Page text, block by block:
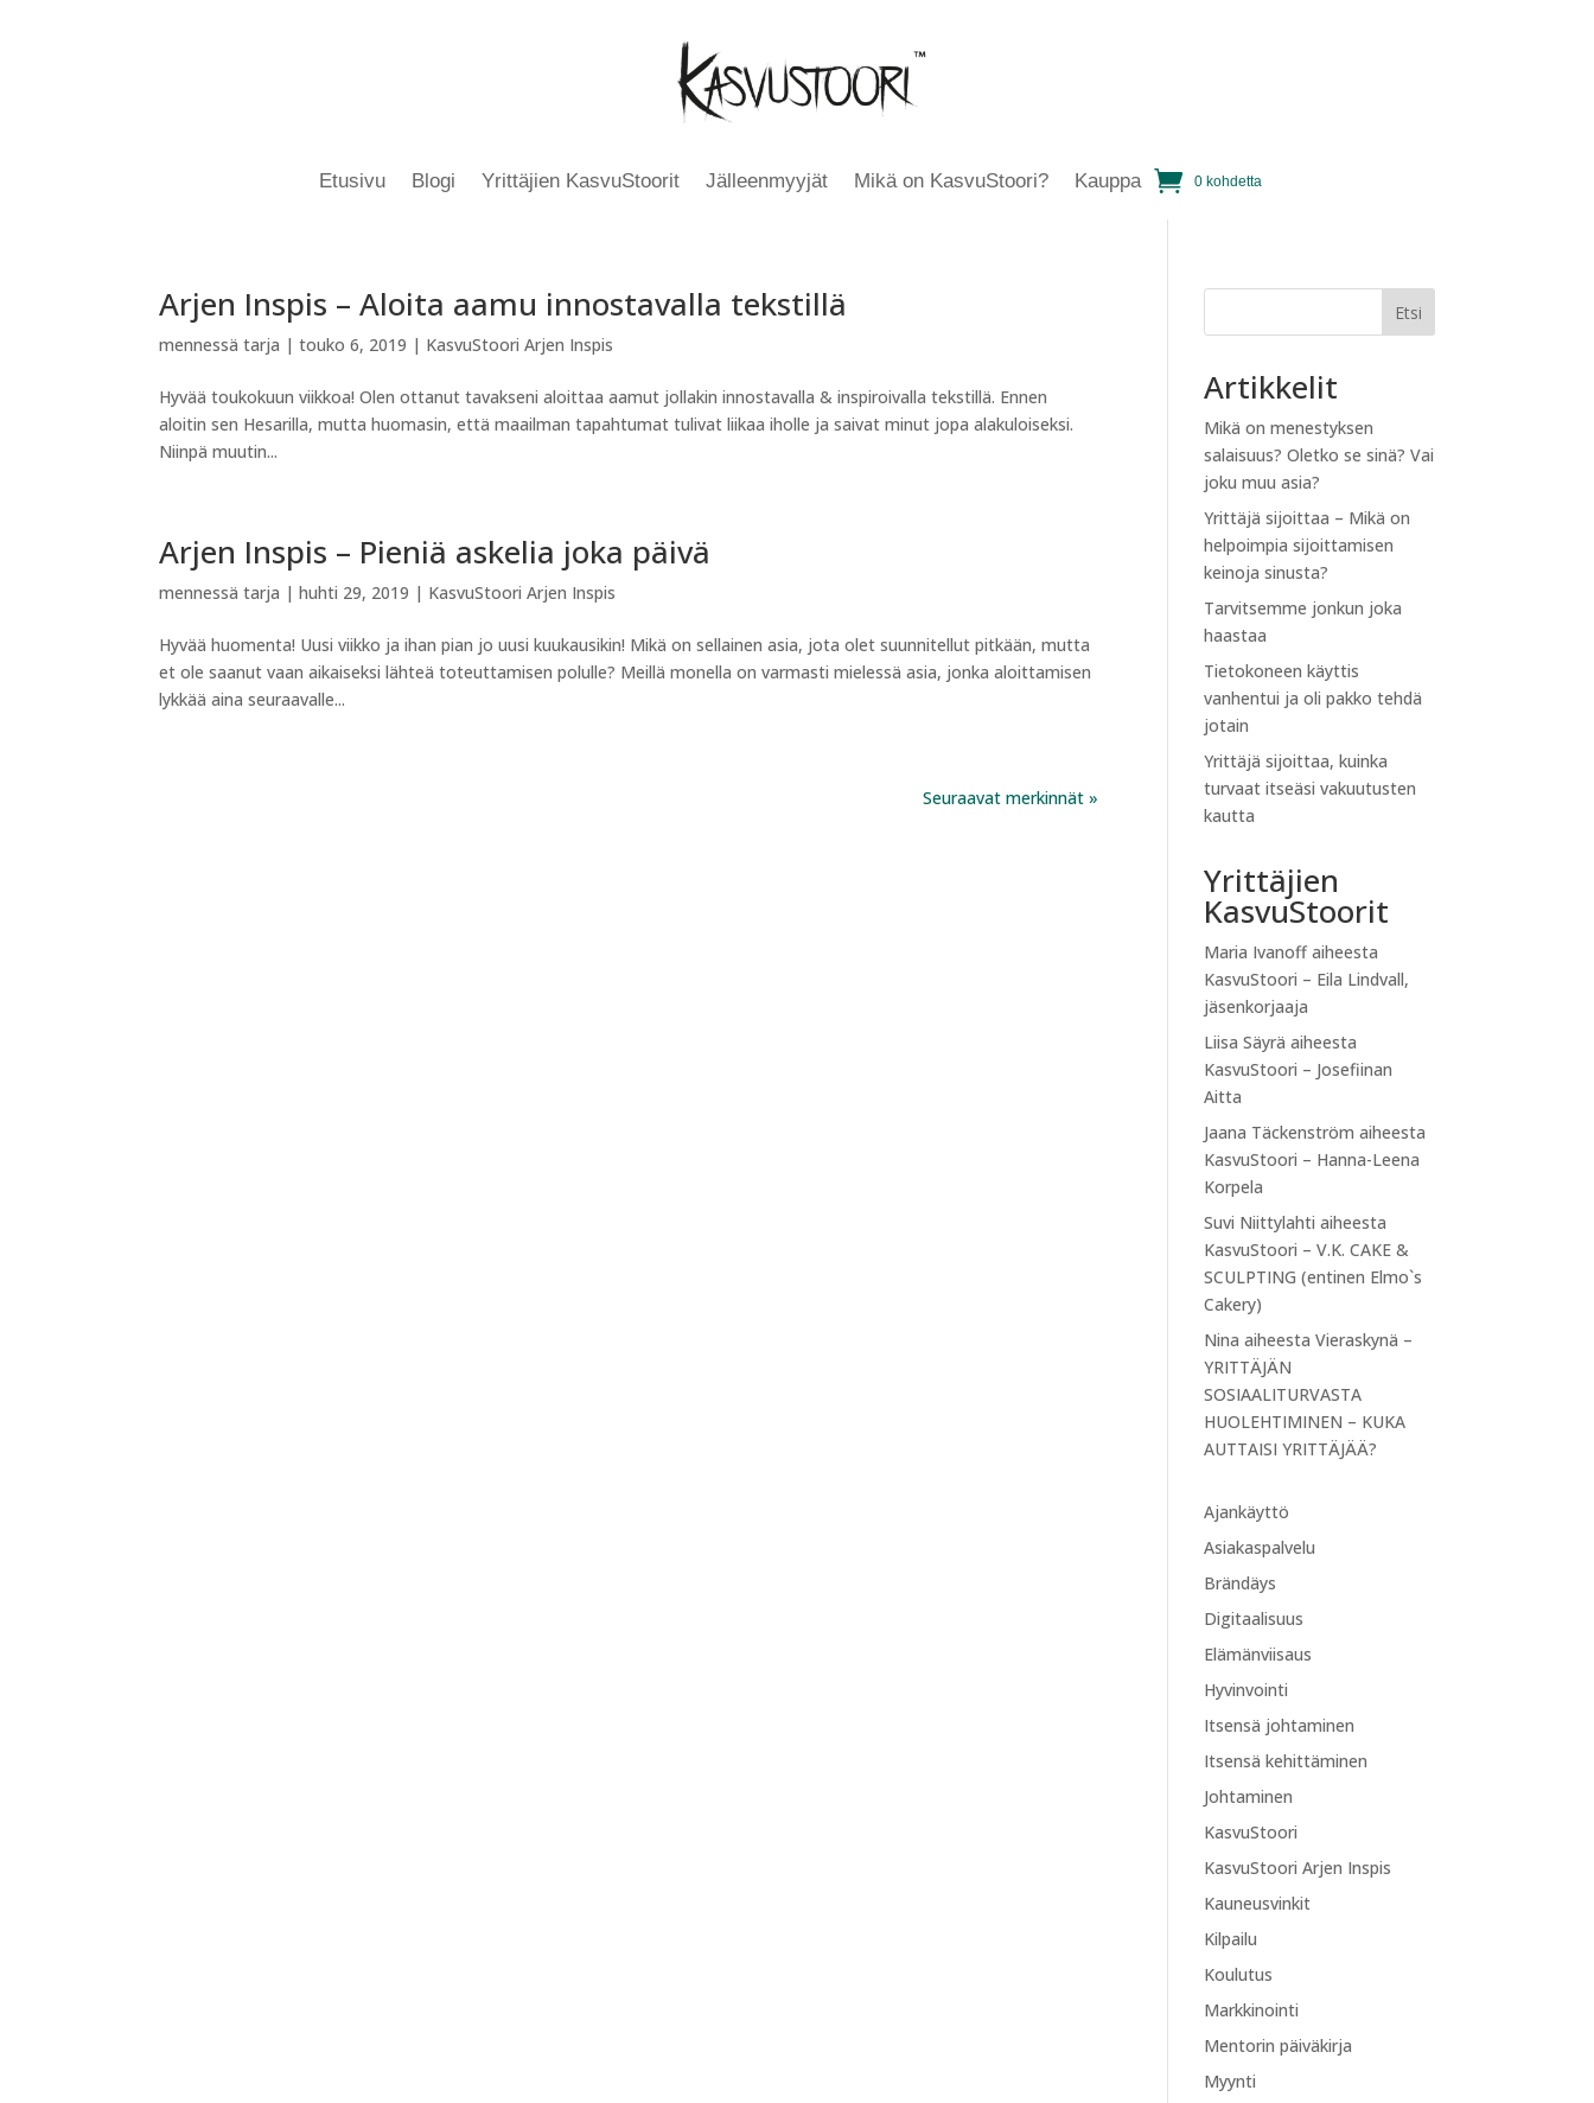
Etusivu Blogi Yrittäjien KasvuStoorit Jälleenmyyjät Mikä on KasvuStoori? Kauppa 0 kohdetta
Arjen Inspis – Aloita aamu innostavalla tekstillä
mennessätarja |touko 6, 2019 | KasvuStoori Arjen Inspis
Hyvää toukokuun viikkoa! Olen ottanut tavakseni aloittaa aamut jollakin innostavalla & inspiroivalla tekstillä. Ennen
aloitin sen Hesarilla, mutta huomasin, että maailman tapahtumat tulivat liikaa iholle ja saivat minut jopa alakuloiseksi.
Niinpä muutin...
Arjen Inspis – Pieniä askelia joka päivä
mennessätarja |huhti 29, 2019 | KasvuStoori Arjen Inspis
Hyvää huomenta! Uusi viikko ja ihan pian jo uusi kuukausikin! Mikä on sellainen asia, jota olet suunnitellut pitkään, mutta
et ole saanut vaan aikaiseksi lähteä toteuttamisen polulle? Meillä monella on varmasti mielessä asia, jonka aloittamisen
lykkää aina seuraavalle...
Seuraavat merkinnät »
Etsi
Artikkelit
Mikä on menestyksen
salaisuus? Oletko se sinä? Vai
joku muu asia?
Yrittäjä sijoittaa – Mikä on
helpoimpia sijoittamisen
keinoja sinusta?
Tarvitsemme jonkun joka
haastaa
Tietokoneen käyttis
vanhentui ja oli pakko tehdä
jotain
Yrittäjä sijoittaa, kuinka
turvaat itseäsi vakuutusten
kautta
Yrittäjien
KasvuStoorit
Maria Ivanoffaiheesta
KasvuStoori – Eila Lindvall,
jäsenkorjaaja
Liisa Säyrä aiheesta
KasvuStoori – Josefiinan
Aitta
Jaana Täckenström aiheesta
KasvuStoori – Hanna-Leena
Korpela
Suvi Niittylahti aiheesta
KasvuStoori – V.K. CAKE &
SCULPTING (entinen Elmo`s
Cakery)
Nina aiheestaVieraskynä –
YRITTÄJÄN
SOSIAALITURVASTA
HUOLEHTIMINEN – KUKA
AUTTAISI YRITTÄJÄÄ?
Ajankäyttö
Asiakaspalvelu
Brändäys
Digitaalisuus
Elämänviisaus
Hyvinvointi
Itsensä johtaminen
Itsensä kehittäminen
Johtaminen
KasvuStoori
KasvuStoori Arjen Inspis
Kauneusvinkit
Kilpailu
Koulutus
Markkinointi
Mentorin päiväkirja
Myynti